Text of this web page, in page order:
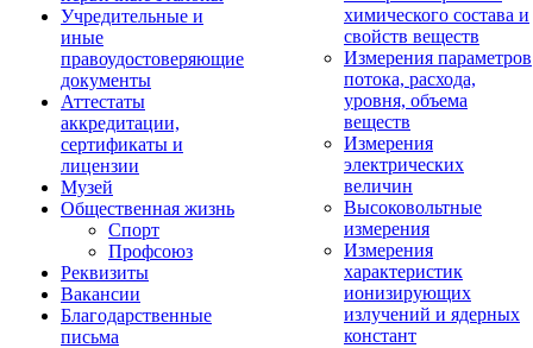
Учредительные и
иные
правоудостоверяющие
документы
Аттестаты
аккредитации,
сертификаты и
лицензии
Музей
Общественная жизнь
Спорт
Профсоюз
Реквизиты
Вакансии
Благодарственные
письма
химического состава и
свойств веществ
Измерения параметров
потока, расхода,
уровня, объема
веществ
Измерения
электрических
величин
Высоковольтные
измерения
Измерения
характеристик
ионизирующих
излучений и ядерных
констант